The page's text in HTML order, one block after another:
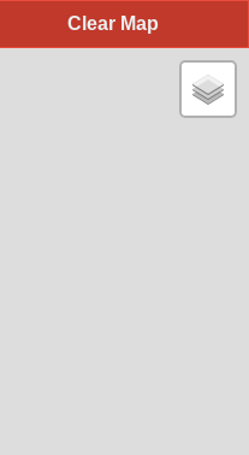
Clear Map